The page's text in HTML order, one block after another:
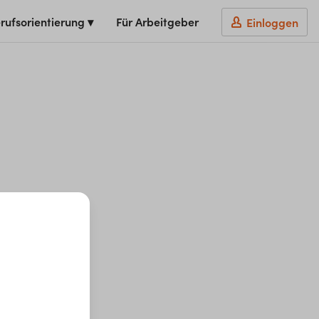
▾ Für Arbeitgeber Einloggen